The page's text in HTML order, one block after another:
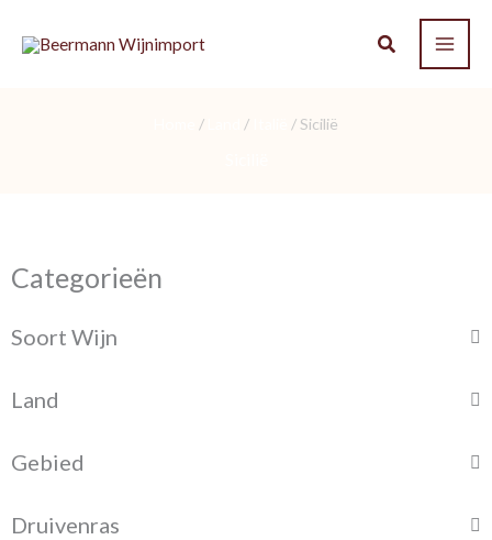
naar
/ / / Sicilië
Categorieën
Soort Wijn
Land
Gebied
Druivenras